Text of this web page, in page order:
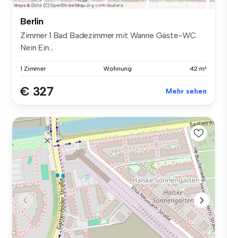
Berlin
Zimmer 1 Bad Badezimmer mit Wanne Gäste-WC
Nein Ein...
1 Zimmer Wohnung 42 m²
€ 327 Mehr sehen